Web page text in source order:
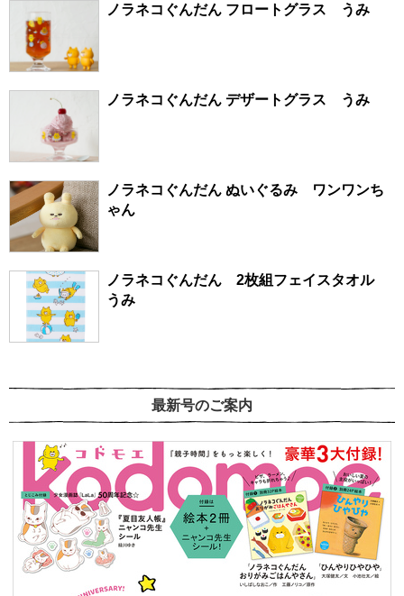
ノラネコぐんだん フロートグラス うみ
ノラネコぐんだん デザートグラス うみ
ノラネコぐんだん ぬいぐるみ ワンワンち
ゃん
ノラネコぐんだん 2枚組フェイスタオル
うみ
最新号のご案内